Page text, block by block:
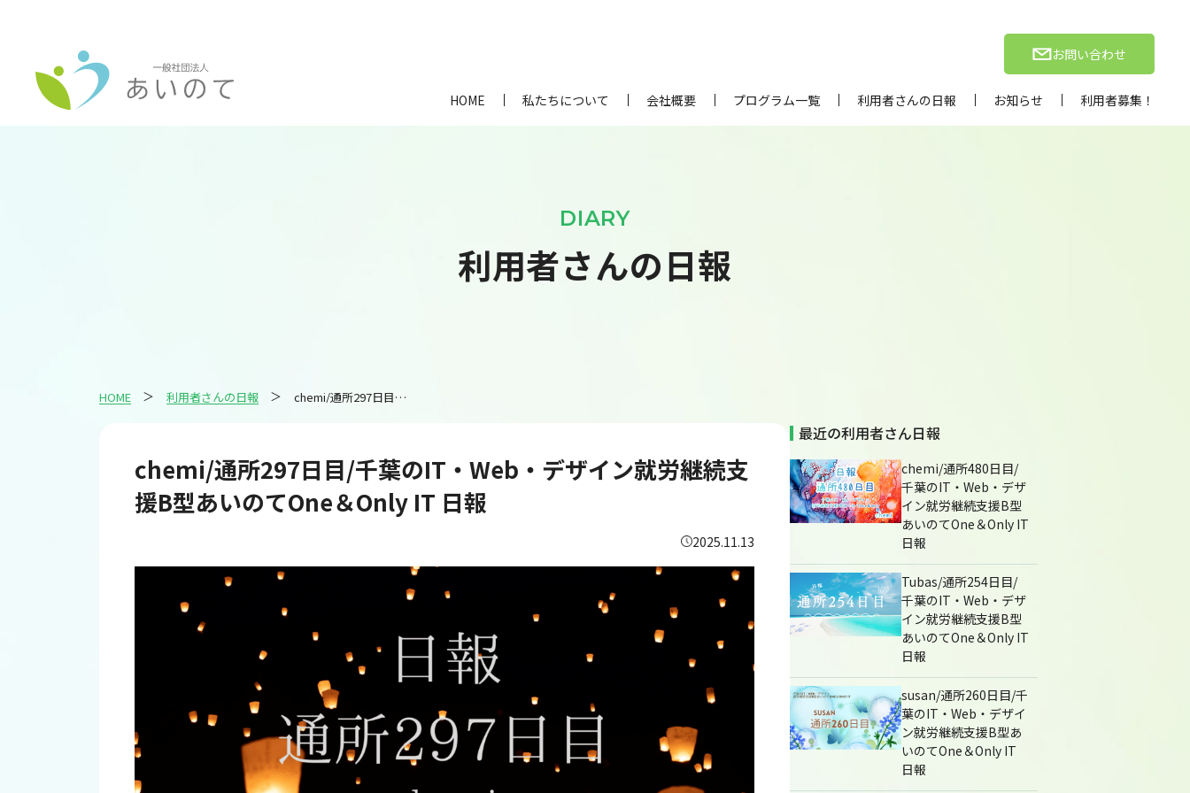
お問い合わせ
HOME 私たちについて 会社概要 プログラム一覧 利用者さんの日報 お知らせ 利用者募集！
DIARY
利用者さんの日報
HOME 利用者さんの日報 chemi/通所297日目/千葉のIT・Web・デザイン就労継続支援B型あいのてOne＆Only IT 日報
chemi/通所297日目/千葉のIT・Web・デザイン就労継続支
援B型あいのてOne＆Only IT 日報
2025.11.13
最近の利用者さん日報
chemi/通所480日目/
千葉のIT・Web・デザ
イン就労継続支援B型
あいのてOne＆Only IT
日報
Tubas/通所254日目/
千葉のIT・Web・デザ
イン就労継続支援B型
あいのてOne＆Only IT
日報
susan/通所260日目/千
葉のIT・Web・デザイ
ン就労継続支援B型あ
いのてOne＆Only IT
日報